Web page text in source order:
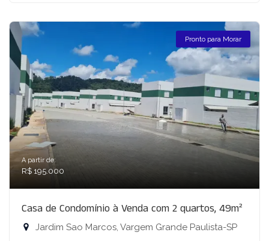
Pronto para Morar
A partir de:
R$ 195.000
Casa de Condomínio à Venda com 2 quartos, 49m²
Jardim Sao Marcos, Vargem Grande Paulista-SP